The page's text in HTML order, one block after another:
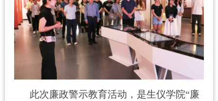
此次廉政警示教育活动，是生仪学院“廉